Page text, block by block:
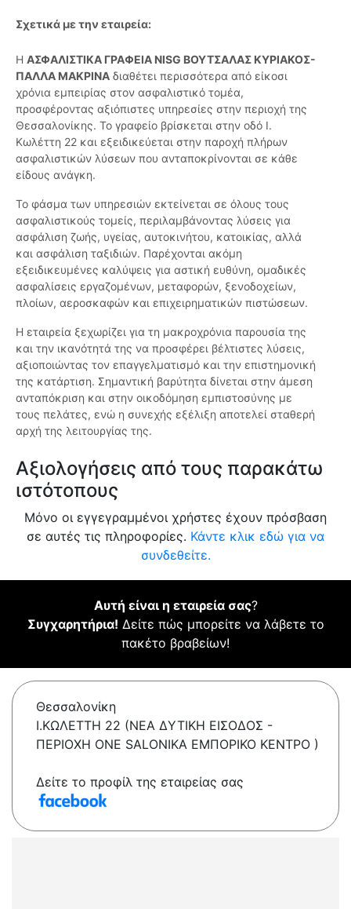
Σχετικά με την εταιρεία:
Η ΑΣΦΑΛΙΣΤΙΚΑ ΓΡΑΦΕΙΑ NISG ΒΟΥΤΣΑΛΑΣ ΚΥΡΙΑΚΟΣ-
ΠΑΛΛΑ ΜΑΚΡΙΝΑ διαθέτει περισσότερα από είκοσι
χρόνια εμπειρίας στον ασφαλιστικό τομέα,
προσφέροντας αξιόπιστες υπηρεσίες στην περιοχή της
Θεσσαλονίκης. Το γραφείο βρίσκεται στην οδό Ι.
Κωλέττη 22 και εξειδικεύεται στην παροχή πλήρων
ασφαλιστικών λύσεων που ανταποκρίνονται σε κάθε
είδους ανάγκη.
Το φάσμα των υπηρεσιών εκτείνεται σε όλους τους
ασφαλιστικούς τομείς, περιλαμβάνοντας λύσεις για
ασφάλιση ζωής, υγείας, αυτοκινήτου, κατοικίας, αλλά
και ασφάλιση ταξιδιών. Παρέχονται ακόμη
εξειδικευμένες καλύψεις για αστική ευθύνη, ομαδικές
ασφαλίσεις εργαζομένων, μεταφορών, ξενοδοχείων,
πλοίων, αεροσκαφών και επιχειρηματικών πιστώσεων.
Η εταιρεία ξεχωρίζει για τη μακροχρόνια παρουσία της
και την ικανότητά της να προσφέρει βέλτιστες λύσεις,
αξιοποιώντας τον επαγγελματισμό και την επιστημονική
της κατάρτιση. Σημαντική βαρύτητα δίνεται στην άμεση
ανταπόκριση και στην οικοδόμηση εμπιστοσύνης με
τους πελάτες, ενώ η συνεχής εξέλιξη αποτελεί σταθερή
αρχή της λειτουργίας της.
Αξιολογήσεις από τους παρακάτω
ιστότοπους
Μόνο οι εγγεγραμμένοι χρήστες έχουν πρόσβαση
σε αυτές τις πληροφορίες. Κάντε κλικ εδώ για να
συνδεθείτε.
Αυτή είναι η εταιρεία σας?
Συγχαρητήρια! Δείτε πώς μπορείτε να λάβετε το
πακέτο βραβείων!
Θεσσαλονίκη
Ι.ΚΩΛΕΤΤΗ 22 (ΝΕΑ ΔΥΤΙΚΗ ΕΙΣΟΔΟΣ -
ΠΕΡΙΟΧΗ ONE SALONIKA ΕΜΠΟΡΙΚΟ ΚΕΝΤΡΟ )
Δείτε το προφίλ της εταιρείας σας